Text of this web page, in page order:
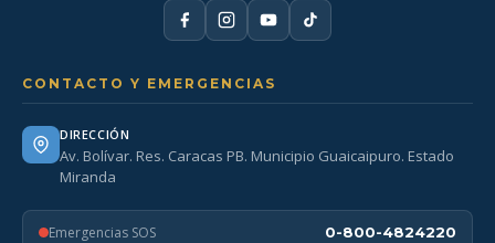
CONTACTO Y EMERGENCIAS
DIRECCIÓN
Av. Bolívar. Res. Caracas PB. Municipio Guaicaipuro. Estado
Miranda
Emergencias SOS 0-800-4824220